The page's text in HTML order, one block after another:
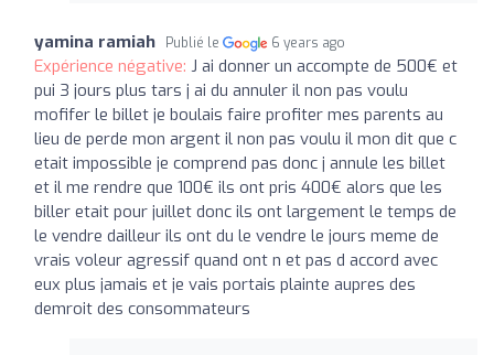
yamina ramiah Publié le 6 years ago
Expérience négative: J ai donner un accompte de 500€ et
pui 3 jours plus tars j ai du annuler il non pas voulu
mofifer le billet je boulais faire profiter mes parents au
lieu de perde mon argent il non pas voulu il mon dit que c
etait impossible je comprend pas donc j annule les billet
et il me rendre que 100€ ils ont pris 400€ alors que les
biller etait pour juillet donc ils ont largement le temps de
le vendre dailleur ils ont du le vendre le jours meme de
vrais voleur agressif quand ont n et pas d accord avec
eux plus jamais et je vais portais plainte aupres des
demroit des consommateurs